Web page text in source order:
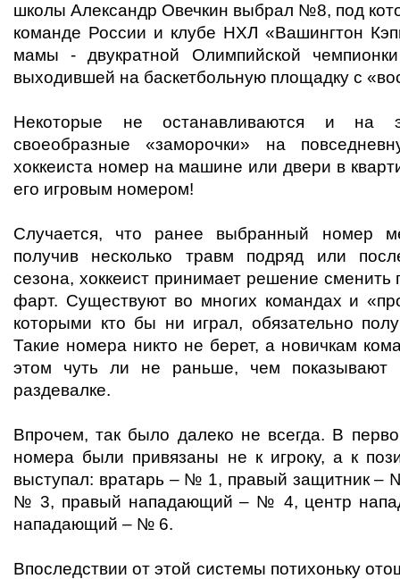
школы Александр Овечкин выбрал №8, под
команде России и клубе НХЛ «Вашингтон
мамы - двукратной Олимпийской
выходившей на баскетбольную площадку с
Некоторые не останавливаются и на
своеобразные «заморочки» на
хоккеиста номер на машине или двери в
его игровым номером!
Случается, что ранее выбранный номер
получив несколько травм подряд или
сезона, хоккеист принимает решение
фарт. Существуют во многих командах и
которыми кто бы ни играл, обязательно
Такие номера никто не берет, а новичкам
этом чуть ли не раньше, чем
раздевалке.
Впрочем, так было далеко не всегда. В
номера были привязаны не к игроку, а к
выступал: вратарь – № 1, правый защитник –
№ 3, правый нападающий – № 4, центр
нападающий – № 6.
Впоследствии от этой системы потихоньку